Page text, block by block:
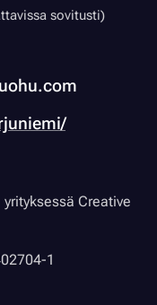
sovitusti)
Creative
1